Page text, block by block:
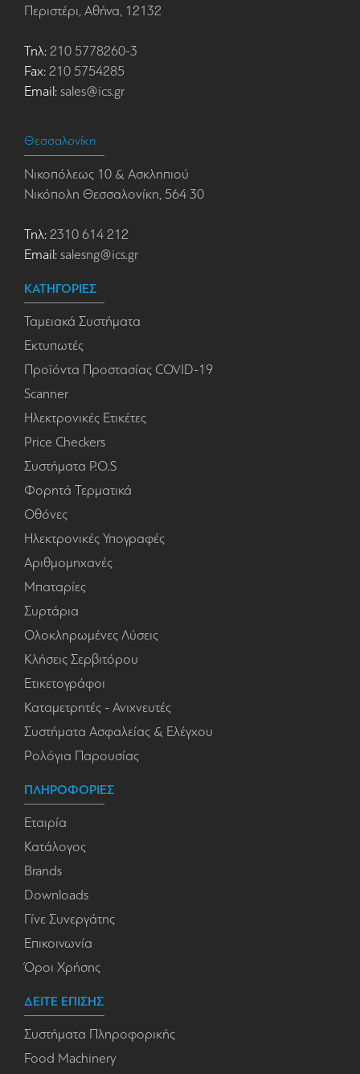
Περιστέρι, Αθήνα, 12132
Τηλ: 210 5778260-3
Fax: 210 5754285
Email: sales@ics.gr
Θεσσαλονίκη
Νικοπόλεως 10 & Ασκληπιού
Νικόπολη Θεσσαλονίκη, 564 30
Τηλ: 2310 614 212
Email: salesng@ics.gr
ΚΑΤΗΓΟΡΙΕΣ
Ταμειακά Συστήματα
Εκτυπωτές
Προϊόντα Προστασίας COVID-19
Scanner
Ηλεκτρονικές Ετικέτες
Price Checkers
Συστήματα P.O.S
Φορητά Τερματικά
Οθόνες
Ηλεκτρονικές Υπογραφές
Αριθμομηχανές
Μπαταρίες
Συρτάρια
Ολοκληρωμένες Λύσεις
Κλήσεις Σερβιτόρου
Ετικετογράφοι
Καταμετρητές - Ανιχνευτές
Συστήματα Ασφαλείας & Ελέγχου
Ρολόγια Παρουσίας
ΠΛΗΡΟΦΟΡΙΕΣ
Εταιρία
Κατάλογος
Brands
Downloads
Γίνε Συνεργάτης
Επικοινωνία
Όροι Χρήσης
ΔΕΙΤΕ ΕΠΙΣΗΣ
Συστήματα Πληροφορικής
Food Machinery